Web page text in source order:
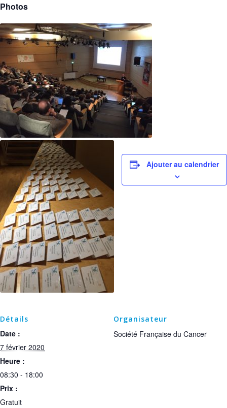
Photos
Ajouter au calendrier
Détails
Date :
7 février 2020
Heure :
08:30 - 18:00
Prix :
Gratuit
Organisateur
Société Française du Cancer